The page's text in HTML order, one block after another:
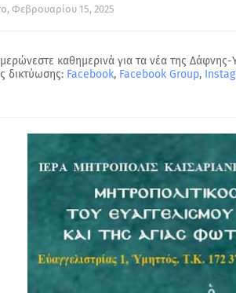
Φεβρουαρίου 15, 2025
καθημερινά για τα νέα της
δικτύωσης: Facebook, Facebook Group,